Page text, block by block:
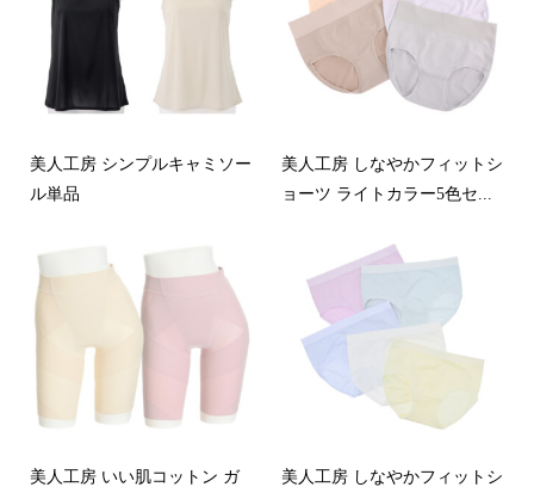
美人工房 シンプルキャミソー
ル単品
美人工房 しなやかフィットシ
ョーツ ライトカラー5色セ...
美人工房 いい肌コットン ガ
美人工房 しなやかフィットシ